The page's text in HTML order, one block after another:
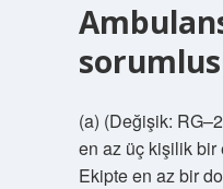
(a) (Değişik:
en az üç kişilik bir
Ekipte en az bir